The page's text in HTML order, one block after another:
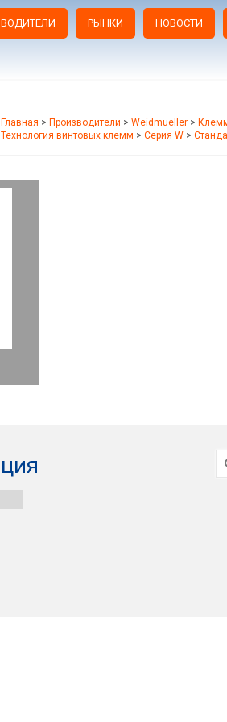
РЫНКИ НОВОСТИ
Главная > Производители > Weidmueller >
Технология винтовых клемм > Серия W >